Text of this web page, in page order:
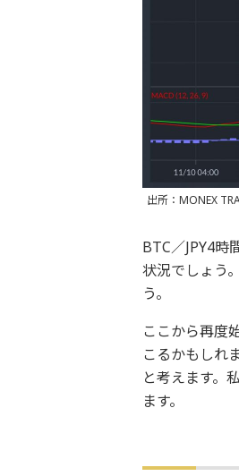
出所：MONEX
BTC／JPY4時
状況でしょう
う。
ここから再度
こるかもしれ
と考えます。
ます。